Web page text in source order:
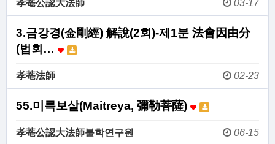
孝菴公認大法師 03-17
3.금강경(金剛經) 解說(2회)-제1분 法會因由分
(법회…
孝菴法師 02-23
55.미륵보살(Maitreya, 彌勒菩薩)
孝菴公認大法師불학연구원 06-15